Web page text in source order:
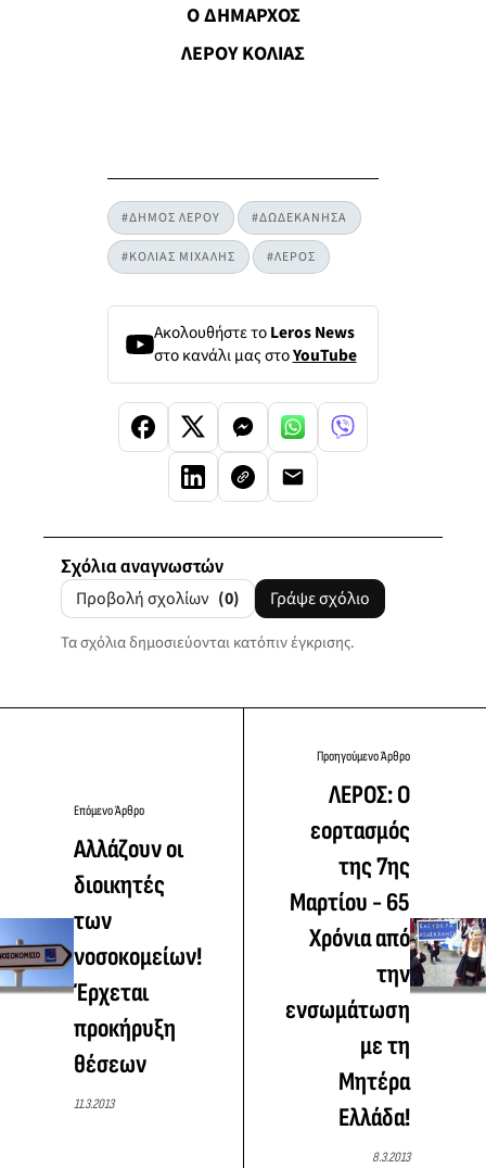
Ο ΔΗΜΑΡΧΟΣ
ΛΕΡΟΥ ΚΟΛΙΑΣ
#ΔΗΜΟΣ ΛΕΡΟΥ #ΔΩΔΕΚΑΝΗΣΑ
#ΚΟΛΙΑΣ ΜΙΧΑΛΗΣ #ΛΕΡΟΣ
Ακολουθήστε τοLeros News
στο κανάλι μας στοYouTube
Σχόλια αναγνωστών
Προβολή σχολίων (0) Γράψε σχόλιο
Τα σχόλια δημοσιεύονται κατόπιν έγκρισης.
Επόμενο Άρθρο
Αλλάζουν οι
διοικητές
των
νοσοκομείων!
Έρχεται
προκήρυξη
θέσεων
11.3.2013
Προηγούμενο Άρθρο
ΛΕΡΟΣ: Ο
εορτασμός
της 7ης
Μαρτίου - 65
Χρόνια από
την
ενσωμάτωση
με τη
Μητέρα
Ελλάδα!
8.3.2013